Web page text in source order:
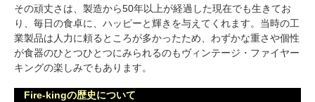
その頑丈さは、製造から50年以上が経過した現在でも生きてお
り、毎日の食卓に、ハッピーと輝きを与えてくれます。当時の工
業製品は人力に頼るところが多かったため、わずかな重さや個性
が食器のひとつひとつにみられるのもヴィンテージ・ファイヤー
キングの楽しみでもあります。
Fire-kingの歴史について